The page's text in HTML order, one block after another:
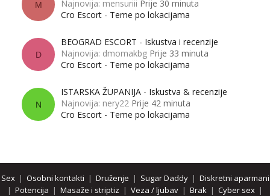
M
Najnovija: mensuriii Prije 30 minuta
Cro Escort - Teme po lokacijama
D
BEOGRAD ESCORT - Iskustva i recenzije
Najnovija: dmomakbg Prije 33 minuta
Cro Escort - Teme po lokacijama
N
ISTARSKA ŽUPANIJA - Iskustva & recenzije
Najnovija: nery22 Prije 42 minuta
Cro Escort - Teme po lokacijama
Sex| Osobni kontakti | Druženje | Sugar Daddy| Diskretni aparmani
| Potencija | Masaže i striptiz | Veza / ljubav | Brak | Cyber sex |